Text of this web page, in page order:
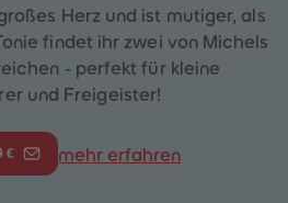
Herz und ist mutiger, als
findet ihr zwei von Michels
- perfekt für kleine
und Freigeister!
€ mehr erfahren